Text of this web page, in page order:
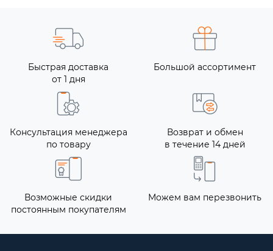
Быстрая доставка
от 1 дня
Большой ассортимент
Консультация менеджера
по товару
Возврат и обмен
в течение 14 дней
Возможные скидки
постоянным покупателям
Можем вам перезвонить